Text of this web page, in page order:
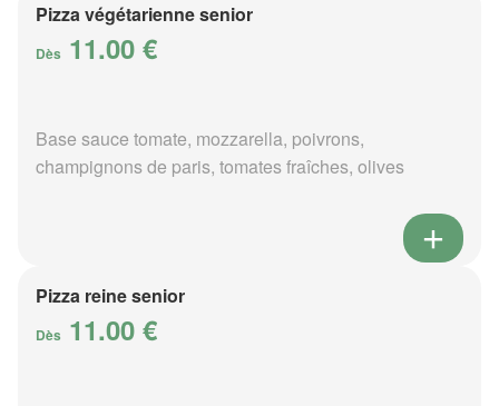
Pizza végétarienne senior
Dès 11.00 €
Base sauce tomate, mozzarella, poivrons,
champignons de paris, tomates fraîches, olives
Pizza reine senior
Dès 11.00 €